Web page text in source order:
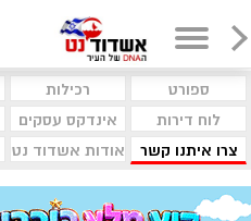
ספורט רכילות
לוח דירות
אינדקס עסקים
צרו איתנו קשר
אודות אשדוד נט